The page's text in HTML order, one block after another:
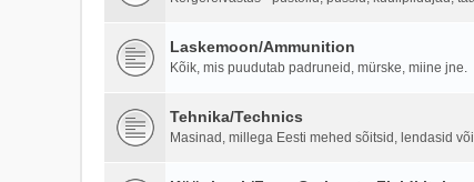
Laskemoon/Ammunition
Kõik, mis puudutab padruneid, mürske, miine jne.
Tehnika/Technics
Masinad, millega Eesti mehed sõitsid, lendasid